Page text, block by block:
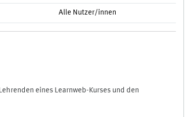
Alle Nutzer/innen
eines Learnweb-Kurses und den